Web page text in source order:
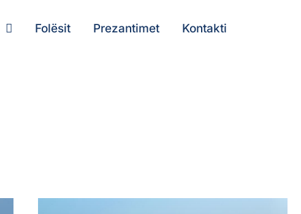
Folësit Prezantimet Kontakti